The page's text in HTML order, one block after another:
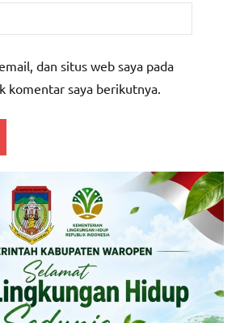
dan situs web saya pada
komentar saya berikutnya.